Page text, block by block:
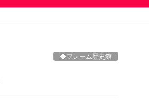
◆フレーム歴史館